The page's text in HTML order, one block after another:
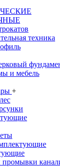
техника
и мебель
+
промывки